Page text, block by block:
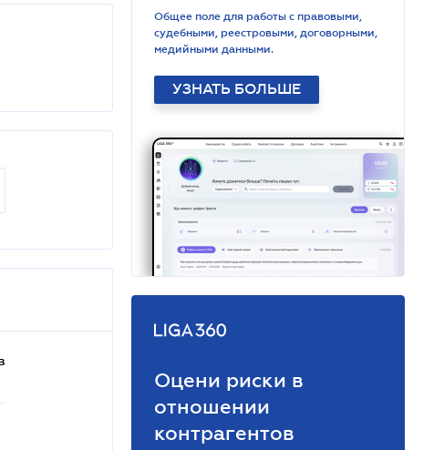
Общее поле для работы с правовыми,
судебными, реестровыми, договорными,
медийными данными.
УЗНАТЬ БОЛЬШЕ
Оцени риски в
отношении
контрагентов